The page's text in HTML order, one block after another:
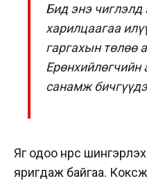
Бид энэ чиглэлд
харилцаагаа
гаргахын төлөө
санамж
Яг одоо нүүрс
яригдаж байгаа.